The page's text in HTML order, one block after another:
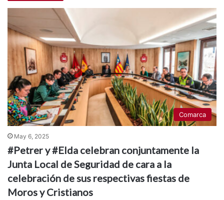
Comarca
May 6, 2025
#Petrer y #Elda celebran conjuntamente la
Junta Local de Seguridad de cara a la
celebración de sus respectivas fiestas de
Moros y Cristianos